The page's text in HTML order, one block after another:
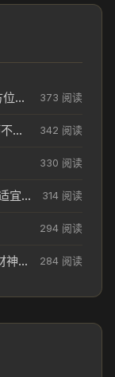
2026年04月11日老黄历财神方位_财神方位与供奉讲究 373 阅读
今天2026年04月18日领取结婚证老黄历不适合吗_领证日期参考 342 阅读
330 阅读
今日2026年04月11日入住新居老黄历不适宜吗_搬家择日参考 314 阅读
294 阅读
2026年04月12日今天财神在哪个吉位_财神方位参考 284 阅读